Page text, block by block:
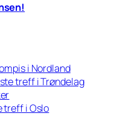
i Nordland
treff i Trøndelag
treff i Oslo